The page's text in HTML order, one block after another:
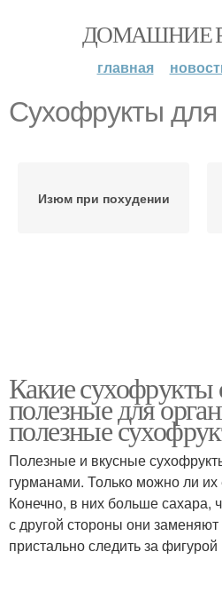
ДОМАШНИЕ
главная
Сухофрукты для
Изюм при похудении
Какие сухофрукты
полезные для
полезные
Полезные и вкусные
гурманами. Только можно ли их
Конечно, в них больше сахара,
с другой стороны они
пристально следить за